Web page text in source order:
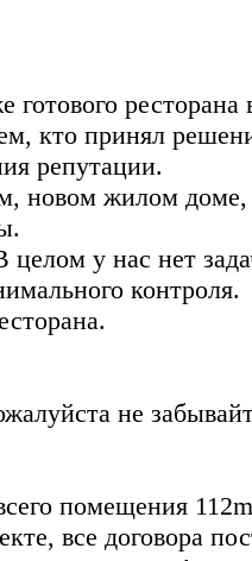
кто принял
репутации.
новом жилом доме,
у нас нет
контроля.
не
помещения
все договора